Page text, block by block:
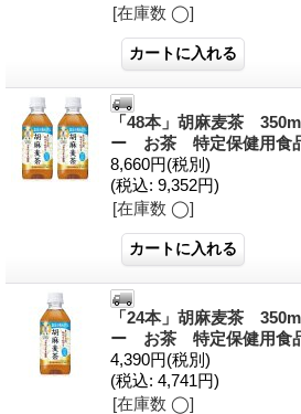
[在庫数 ◯]
「48本」胡麻麦茶
ー お茶 特定保健用食
8,660円(税別)
(税込: 9,352円)
[在庫数 ◯]
「24本」胡麻麦茶
ー お茶 特定保健用食
4,390円(税別)
(税込: 4,741円)
[在庫数 ◯]